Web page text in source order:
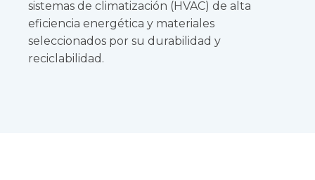
sistemas de climatización (HVAC) de alta
eficiencia energética y materiales
seleccionados por su durabilidad y
reciclabilidad.